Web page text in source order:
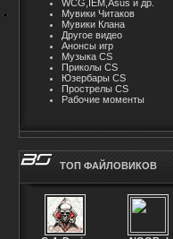
WCG,IEM,Asus и др.
Мувики Читаков
Мувики Клана
Другое видео
Анонсы игр
Музыка CS
Приколы CS
Юзербары CS
Прострелы CS
Рабочие моменты
ТОП ФАЙЛОВИКОВ